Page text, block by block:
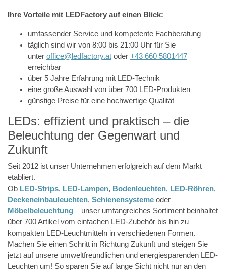
Ihre Vorteile mit LEDFactory auf einen Blick:
umfassender Service und kompetente Fachberatung
täglich sind wir von 8:00 bis 21:00 Uhr für Sie
unter office@ledfactory.at oder +43 660 5801447
erreichbar
über 5 Jahre Erfahrung mit LED-Technik
eine große Auswahl von über 700 LED-Produkten
günstige Preise für eine hochwertige Qualität
LEDs: effizient und praktisch – die
Beleuchtung der Gegenwart und
Zukunft
Seit 2012 ist unser Unternehmen erfolgreich auf dem Markt
etabliert.
Ob LED-Strips, LED-Lampen, Bodenleuchten, LED-Röhren,
Deckeneinbauleuchten, Schienensysteme oder
Möbelbeleuchtung – unser umfangreiches Sortiment beinhaltet
über 700 Artikel vom einfachen LED-Zubehör bis hin zu
kompakten LED-Leuchtmitteln in verschiedenen Formen.
Machen Sie einen Schritt in Richtung Zukunft und steigen Sie
jetzt auf unsere umweltfreundlichen und energiesparenden LED-
Leuchten um! So sparen Sie auf lange Sicht nicht nur an den